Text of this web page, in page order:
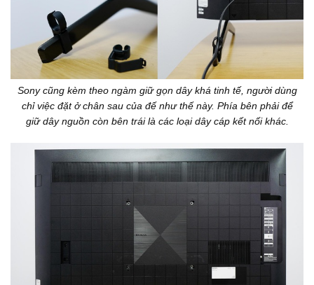
Sony cũng kèm theo ngàm giữ gọn dây khá tinh tế, người dùng
chỉ việc đặt ở chân sau của đế như thế này. Phía bên phải để
giữ dây nguồn còn bên trái là các loại dây cáp kết nối khác.